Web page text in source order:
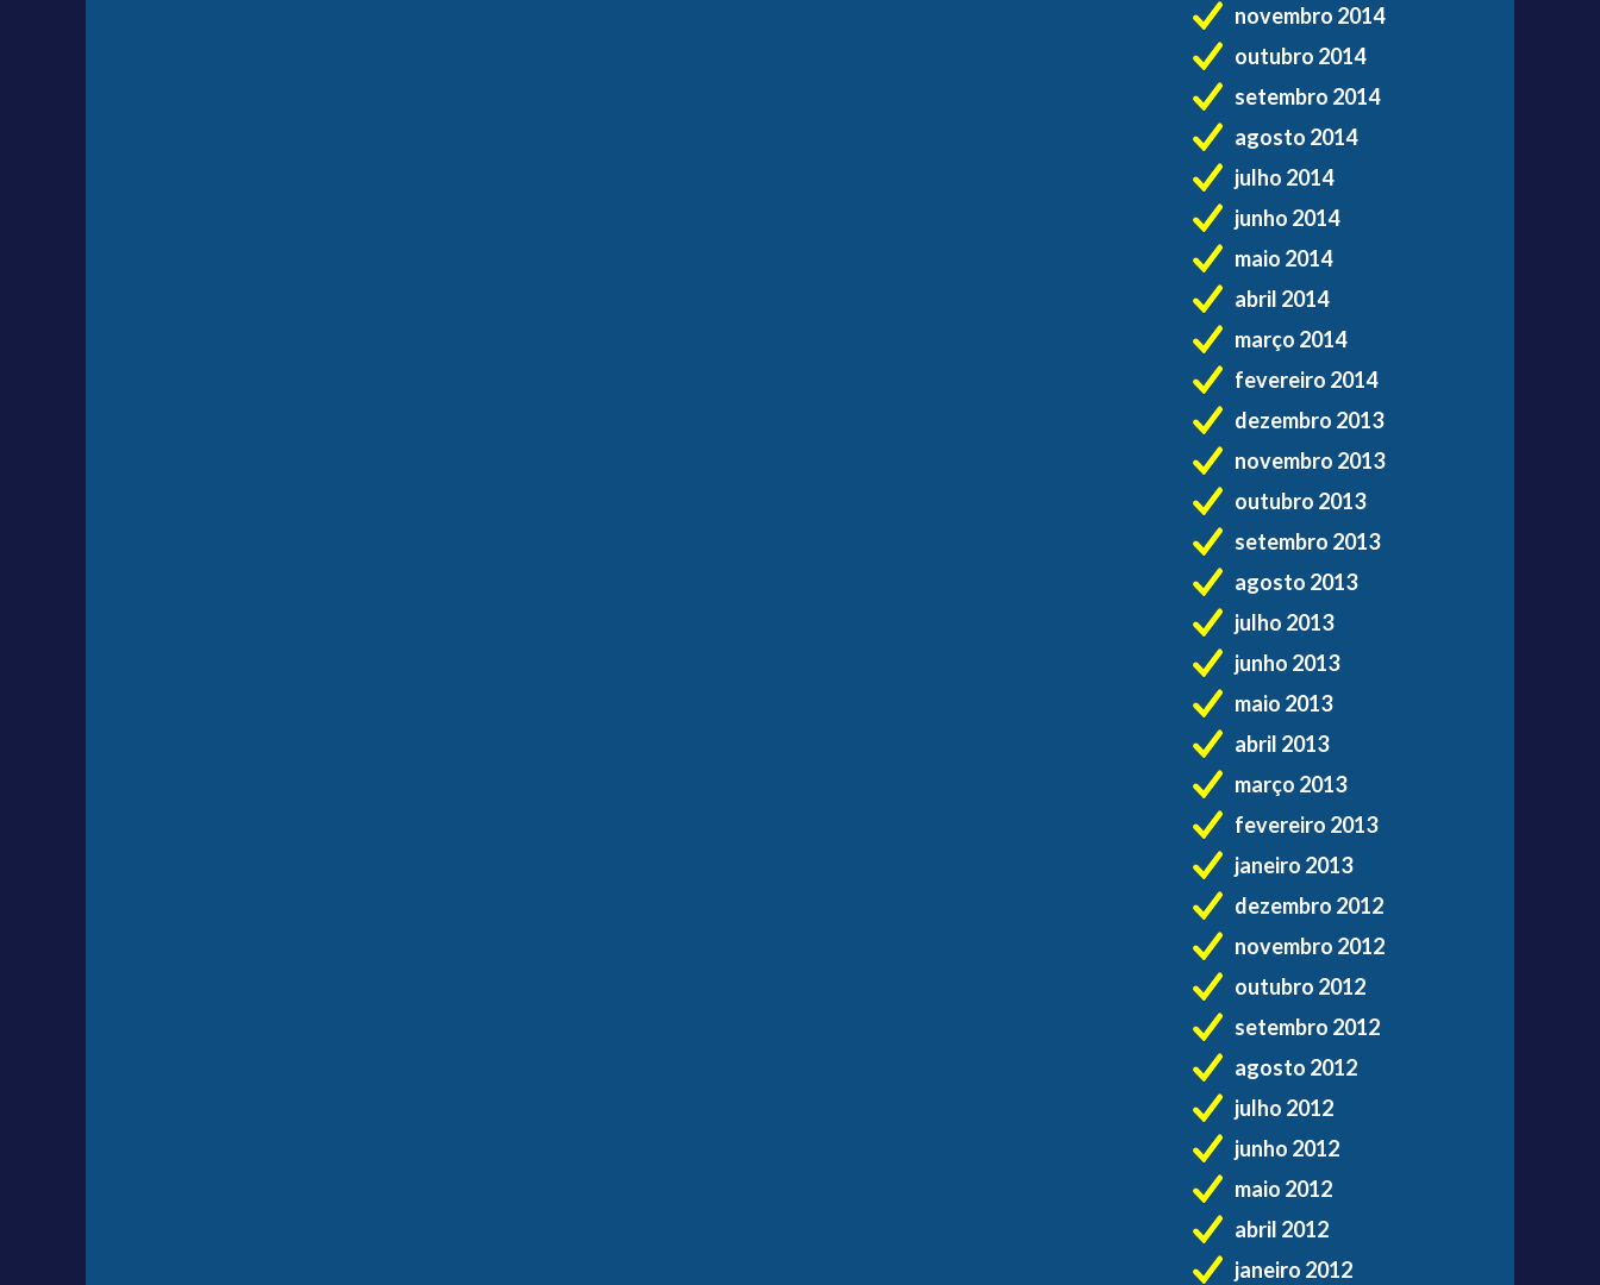
novembro 2014
outubro 2014
setembro 2014
agosto 2014
julho 2014
junho 2014
maio 2014
abril 2014
março 2014
fevereiro 2014
dezembro 2013
novembro 2013
outubro 2013
setembro 2013
agosto 2013
julho 2013
junho 2013
maio 2013
abril 2013
março 2013
fevereiro 2013
janeiro 2013
dezembro 2012
novembro 2012
outubro 2012
setembro 2012
agosto 2012
julho 2012
junho 2012
maio 2012
abril 2012
janeiro 2012